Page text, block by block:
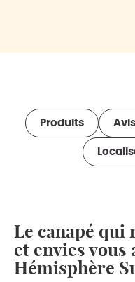
Produits
Le canapé qui
et envies vous
Hémisphère